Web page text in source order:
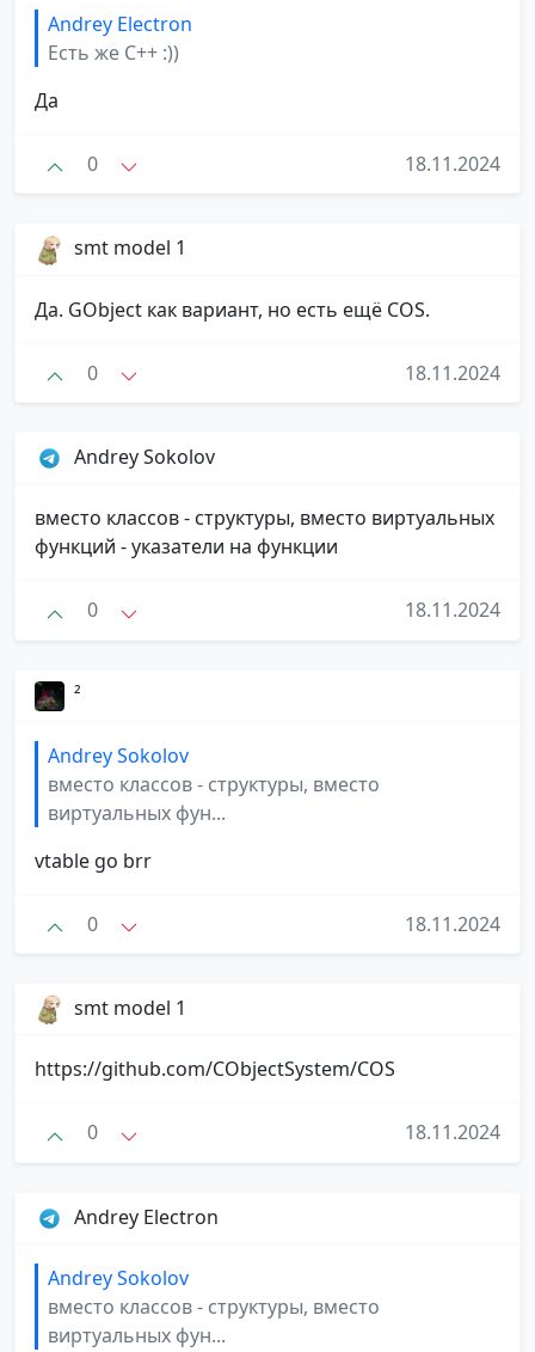
Andrey Electron
Есть же С++ :))
Да
0 18.11.2024
smt model 1
Да. GObject как вариант, но есть ещё COS.
0 18.11.2024
Andrey Sokolov
вместо классов - структуры, вместо виртуальных
функций - указатели на функции
0 18.11.2024
²
Andrey Sokolov
вместо классов - структуры, вместо
виртуальных фун...
vtable go brr
0 18.11.2024
smt model 1
https://github.com/CObjectSystem/COS
0 18.11.2024
Andrey Electron
Andrey Sokolov
вместо классов - структуры, вместо
виртуальных фун...